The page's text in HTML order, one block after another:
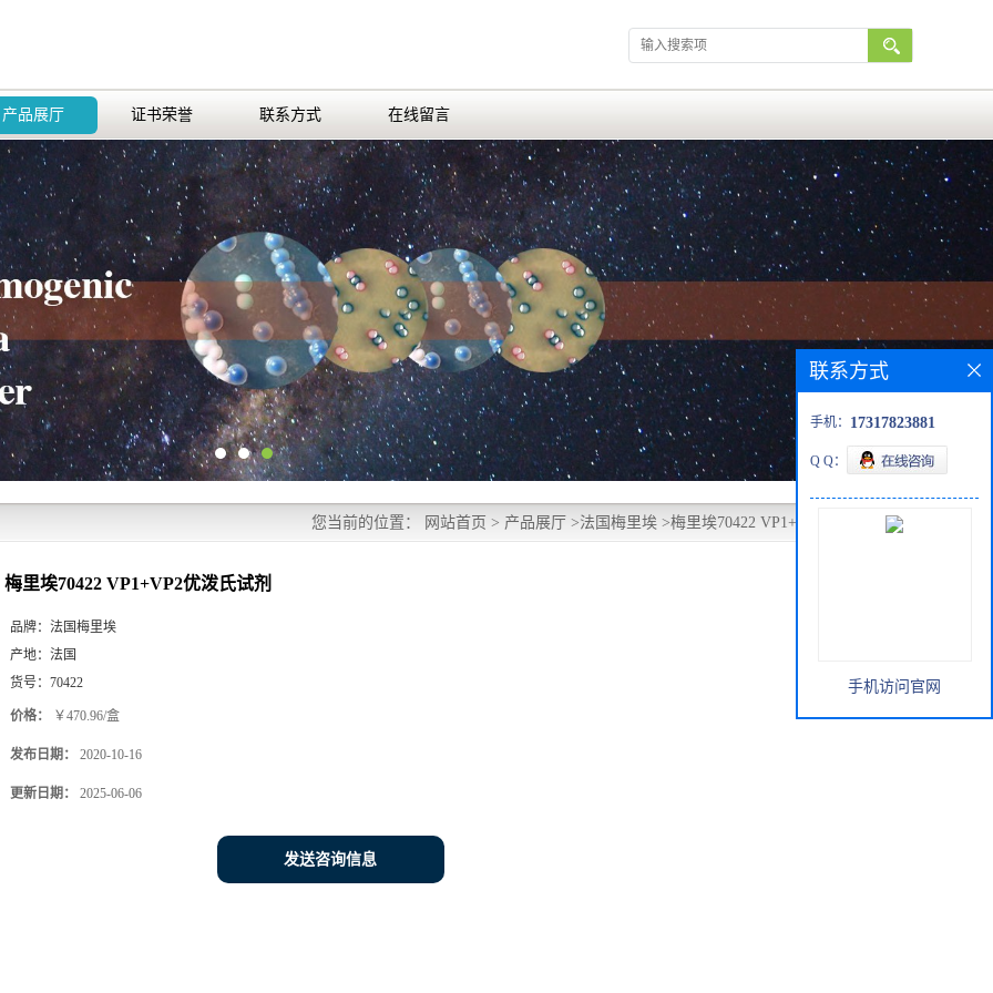
产品展厅 证书荣誉 联系方式 在线留言
您当前的位置： 网站首页 > 产品展厅 >法国梅里埃 >梅里埃70422 VP1+VP2优泼氏试剂
梅里埃70422 VP1+VP2优泼氏试剂
品牌： 法国梅里埃
产地： 法国
货号： 70422
价格： ￥470.96/盒
发布日期： 2020-10-16
更新日期： 2025-06-06
发送咨询信息
联系方式
手机： 17317823881
Q Q：
手机访问官网